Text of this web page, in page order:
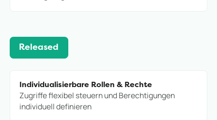
Released
Individualisierbare Rollen & Rechte
Zugriffe flexibel steuern und Berechtigungen
individuell definieren